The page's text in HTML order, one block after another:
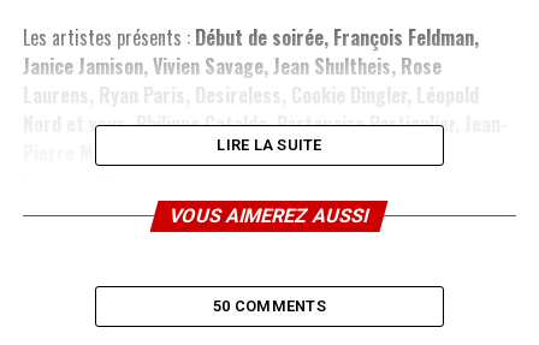
Les artistes présents : Début de soirée, François Feldman,
Janice Jamison, Vivien Savage, Jean Shultheis, Rose
Laurens, Ryan Paris, Desireless, Cookie Dingler, Léopold
Nord et vous, Philippe Cataldo, Partenaire Particulier, Jean-
Pierre Mader, Sabrina, Lio, Emile et Image, Jimmy
ou sur l’image ci-dessous pour accèder à la page
LIRE LA SUITE
VOUS AIMEREZ AUSSI
50 COMMENTS